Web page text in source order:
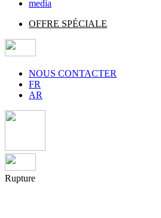
media
OFFRE SPÉCIALE
NOUS CONTACTER
FR
AR
Rupture